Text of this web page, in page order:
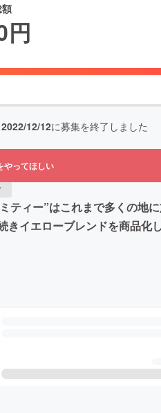
円
2022/12/12に募集を終了しました
やってほしい
ィー”はこれまで多くの地
イエローブレンドを商品化し